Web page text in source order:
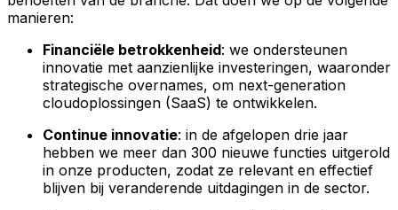
manieren:
Financiële betrokkenheid: we ondersteunen
innovatie met aanzienlijke investeringen, waaronder
strategische overnames, om next-generation
cloudoplossingen (SaaS) te ontwikkelen.
Continue innovatie: in de afgelopen drie jaar
hebben we meer dan 300 nieuwe functies uitgerold
in onze producten, zodat ze relevant en effectief
blijven bij veranderende uitdagingen in de sector.